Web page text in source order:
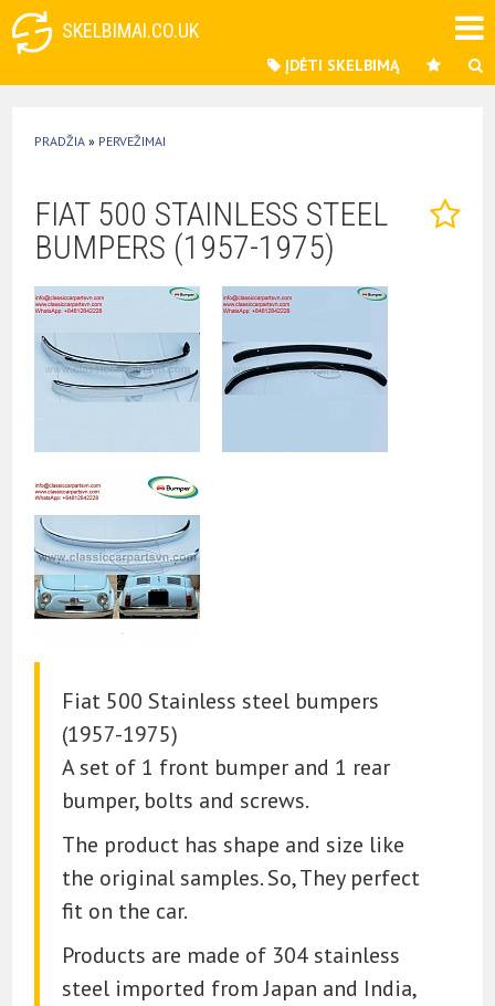
SKELBIMAI.CO.UK
ĮDĖTI SKELBIMĄ
PRADŽIA » PERVEŽIMAI
FIAT 500 STAINLESS STEEL
BUMPERS (1957-1975)
Fiat 500 Stainless steel bumpers
(1957-1975)
A set of 1 front bumper and 1 rear
bumper, bolts and screws.
The product has shape and size like
the original samples. So, They perfect
fit on the car.
Products are made of 304 stainless
steel imported from Japan and India,